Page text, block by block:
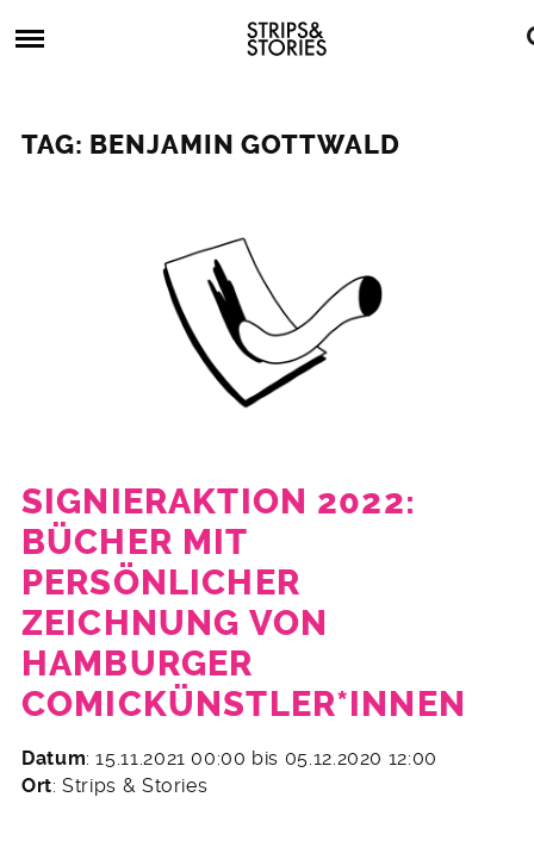
to
Strips
&
Stories
Comics,
TAG: BENJAMIN GOTTWALD
SIGNIERAKTION 2022:
BÜCHER MIT
PERSÖNLICHER
ZEICHNUNG VON
HAMBURGER
COMICKÜNSTLER*INNEN
11.
November
Datum: 15.11.2021 00:00 bis 05.12.2020 12:00
Ort: Strips & Stories